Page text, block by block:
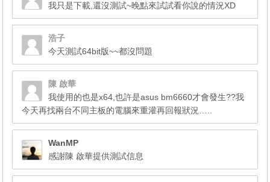
我只是下載,還沒測試~晚點來試試看你說的情況XD
浩子
今天測試64bit版~~都沒問題
陳 啟華
我使用的也是x64,也許是asus bm6660才會發生??我
今天再找兩台不同主板的電腦來重灌再回報狀況…..
WanMP
感謝陳 啟華提供測試信息